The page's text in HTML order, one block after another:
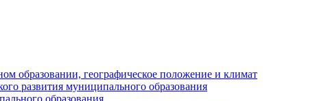
образовании, географическое положение и климат
развития муниципального образования
образования